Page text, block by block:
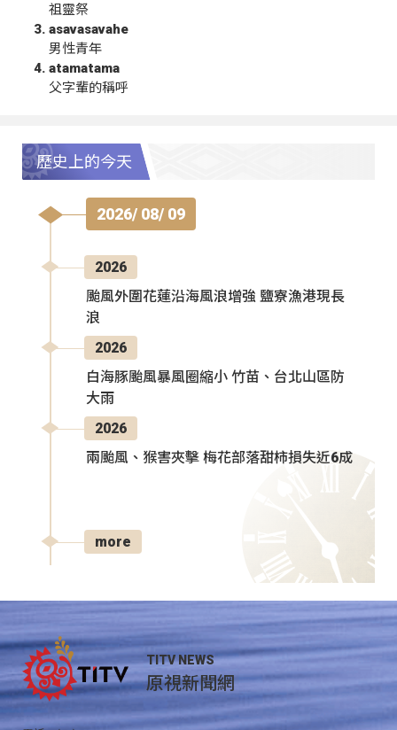
祖靈祭
asavasavahe
男性青年
atamatama
父字輩的稱呼
歷史上的今天
2026/ 08/ 09
2026
颱風外圍花蓮沿海風浪增強 鹽寮漁港現長
浪
2026
白海豚颱風暴風圈縮小 竹苗、台北山區防
大雨
2026
兩颱風、猴害夾擊 梅花部落甜柿損失近6成
more
TITV NEWS
原視新聞網